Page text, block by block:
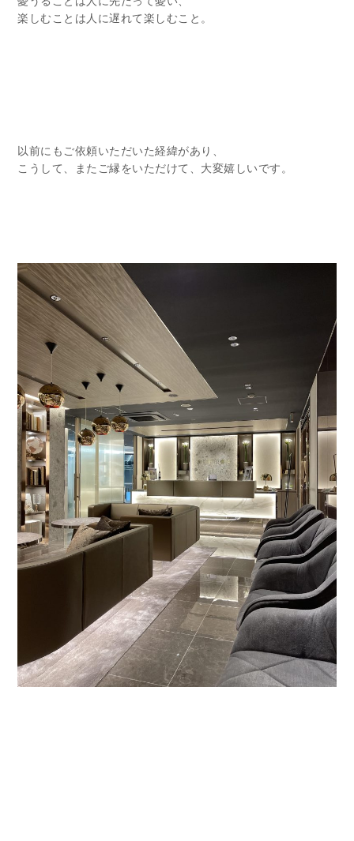
楽しむことは人に遅れて楽しむこと。
以前にもご依頼いただいた経緯があり、
こうして、またご縁をいただけて、大変嬉しいです。